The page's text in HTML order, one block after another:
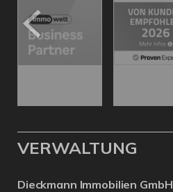
VERWALTUNG
Dieckmann Immobilien GmbH